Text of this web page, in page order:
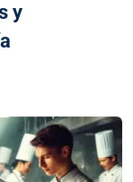
y